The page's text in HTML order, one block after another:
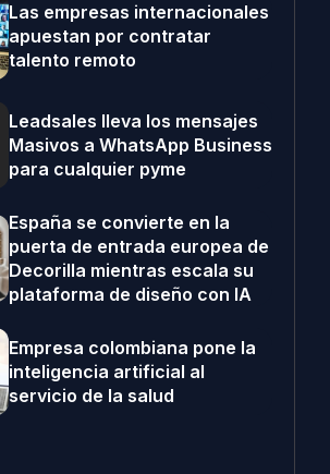
Las empresas internacionales
apuestan por contratar
talento remoto
Leadsales lleva los mensajes
Masivos a WhatsApp Business
para cualquier pyme
España se convierte en la
puerta de entrada europea de
Decorilla mientras escala su
plataforma de diseño con IA
Empresa colombiana pone la
inteligencia artificial al
servicio de la salud